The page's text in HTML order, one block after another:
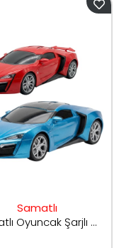
Samatlı
Samatlı Oyuncak Şarjlı Uzaktan Kumandalı Araba JX6V600-53A